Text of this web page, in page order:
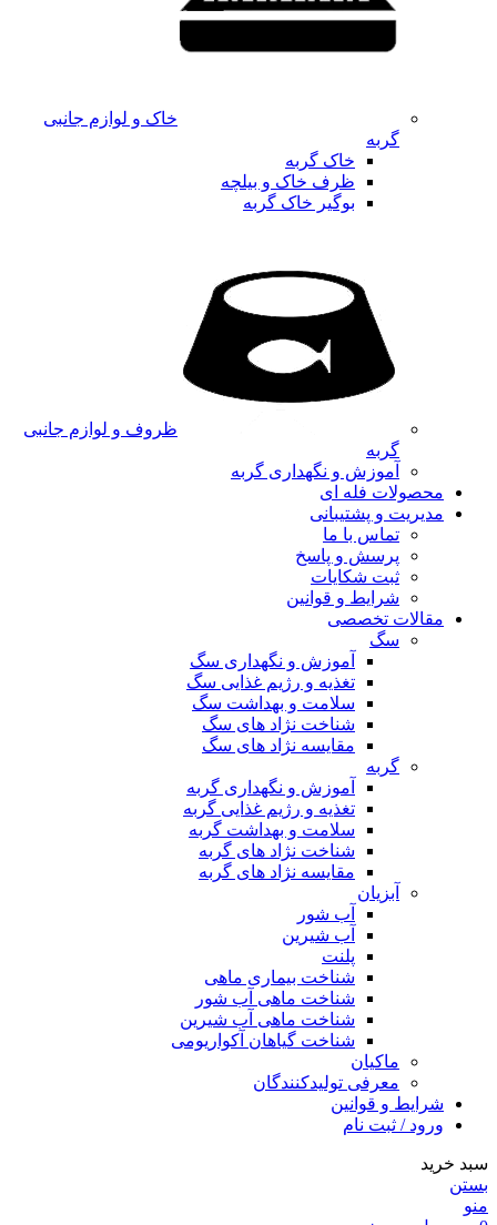
خاک و لوازم جانبی
گربه
خاک گربه
ظرف خاک و بیلچه
بوگیر خاک گربه
ظروف و لوازم جانبی
گربه
آموزش و نگهداری گربه
محصولات فله ای
مدیریت و پشتیبانی
تماس با ما
پرسش و پاسخ
ثبت شکایات
شرایط و قوانین
مقالات تخصصی
سگ
آموزش و نگهداری سگ
تغذیه و رژیم غذایی سگ
سلامت و بهداشت سگ
شناخت نژاد های سگ
مقایسه نژاد های سگ
گربه
آموزش و نگهداری گربه
تغذیه و رژیم غذایی گربه
سلامت و بهداشت گربه
شناخت نژاد های گربه
مقایسه نژاد های گربه
آبزیان
آب شور
آب شیرین
پلنت
شناخت بیماری ماهی
شناخت ماهی آب شور
شناخت ماهی آب شیرین
شناخت گیاهان آکواریومی
ماکیان
معرفی تولیدکنندگان
شرایط و قوانین
ورود / ثبت نام
سبد خرید
بستن
منو